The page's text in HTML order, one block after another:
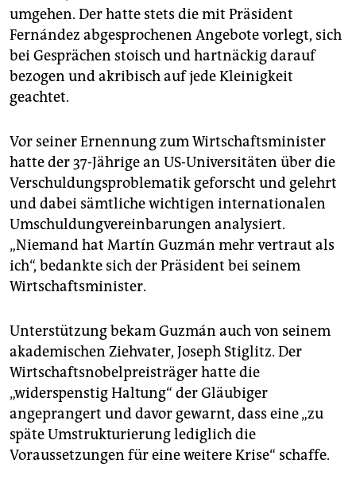
umgehen. Der hatte stets die mit Präsident
Fernández abgesprochenen Angebote vorlegt, sich
bei Gesprächen stoisch und hartnäckig darauf
bezogen und akribisch auf jede Kleinigkeit
geachtet.
Vor seiner Ernennung zum Wirtschaftsminister
hatte der 37-Jährige an US-Universitäten über die
Verschuldungsproblematik geforscht und gelehrt
und dabei sämtliche wichtigen internationalen
Umschuldungvereinbarungen analysiert.
„Niemand hat Martín Guzmán mehr vertraut als
ich“, bedankte sich der Präsident bei seinem
Wirtschaftsminister.
Unterstützung bekam Guzmán auch von seinem
akademischen Ziehvater, Joseph Stiglitz. Der
Wirtschaftsnobelpreisträger hatte die
„widerspenstig Haltung“ der Gläubiger
angeprangert und davor gewarnt, dass eine „zu
späte Umstrukturierung lediglich die
Voraussetzungen für eine weitere Krise“ schaffe.